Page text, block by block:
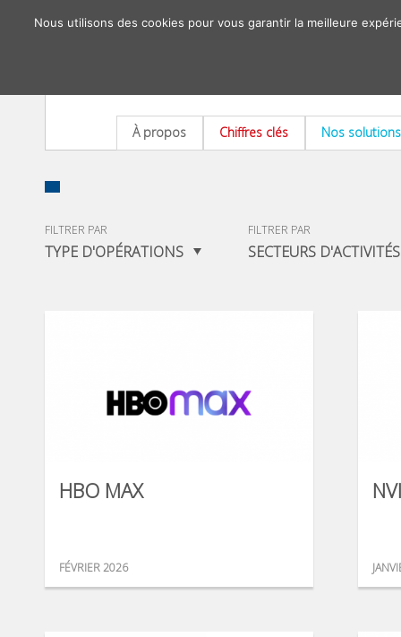
À propos Chiffres clés Nos solutions
FILTRER PAR
TYPE D'OPÉRATIONS
FILTRER PAR
SECTEURS D'ACTIVITÉS
HBO MAX
FÉVRIER 2026
Nous utilisons des cookies pour vous garantir la meilleure